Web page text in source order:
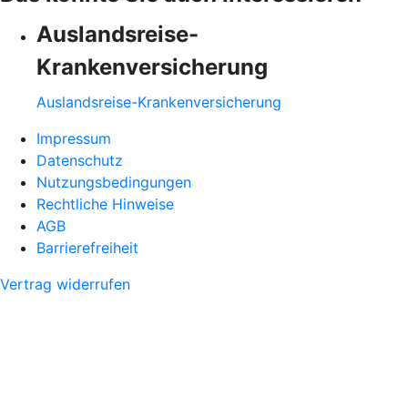
Auslandsreise-
Krankenversicherung
Auslandsreise-Krankenversicherung
Impressum
Datenschutz
Nutzungsbedingungen
Rechtliche Hinweise
AGB
Barrierefreiheit
Vertrag widerrufen